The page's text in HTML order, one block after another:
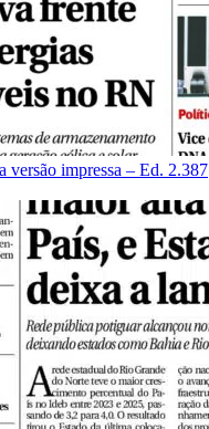
impressa – Ed. 2.387